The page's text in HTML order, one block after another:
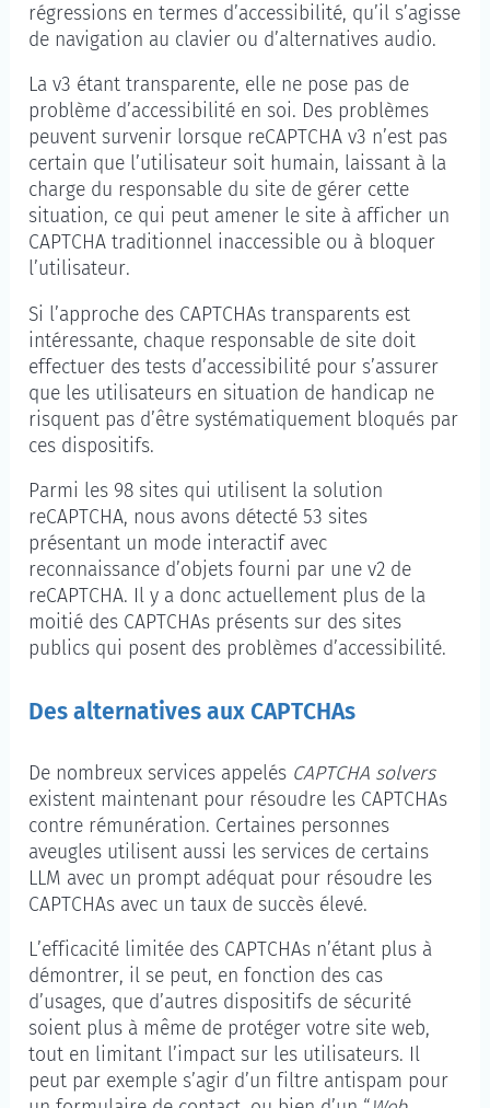
régressions en termes d’accessibilité, qu’il s’agisse
de navigation au clavier ou d’alternatives audio.
La v3 étant transparente, elle ne pose pas de
problème d’accessibilité en soi. Des problèmes
peuvent survenir lorsque reCAPTCHA v3 n’est pas
certain que l’utilisateur soit humain, laissant à la
charge du responsable du site de gérer cette
situation, ce qui peut amener le site à afficher un
CAPTCHA traditionnel inaccessible ou à bloquer
l’utilisateur.
Si l’approche des CAPTCHAs transparents est
intéressante, chaque responsable de site doit
effectuer des tests d’accessibilité pour s’assurer
que les utilisateurs en situation de handicap ne
risquent pas d’être systématiquement bloqués par
ces dispositifs.
Parmi les 98 sites qui utilisent la solution
reCAPTCHA, nous avons détecté 53 sites
présentant un mode interactif avec
reconnaissance d’objets fourni par une v2 de
reCAPTCHA. Il y a donc actuellement plus de la
moitié des CAPTCHAs présents sur des sites
publics qui posent des problèmes d’accessibilité.
Des alternatives aux CAPTCHAs
De nombreux services appelés CAPTCHA solvers
existent maintenant pour résoudre les CAPTCHAs
contre rémunération. Certaines personnes
aveugles utilisent aussi les services de certains
LLM avec un prompt adéquat pour résoudre les
CAPTCHAs avec un taux de succès élevé.
L’efficacité limitée des CAPTCHAs n’étant plus à
démontrer, il se peut, en fonction des cas
d’usages, que d’autres dispositifs de sécurité
soient plus à même de protéger votre site web,
tout en limitant l’impact sur les utilisateurs. Il
peut par exemple s’agir d’un filtre antispam pour